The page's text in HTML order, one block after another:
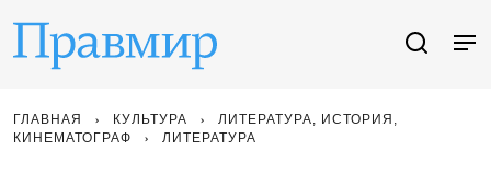
ГЛАВНАЯ КУЛЬТУРА
ЛИТЕРАТУРА, ИСТОРИЯ,
КИНЕМАТОГРАФ
ЛИТЕРАТУРА